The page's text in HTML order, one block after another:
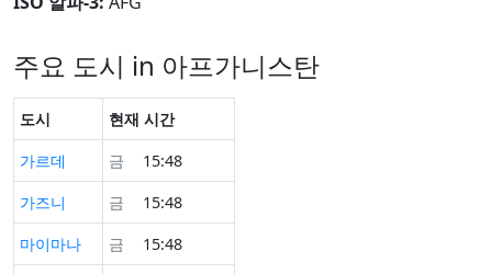
주요 도시 in 아프가니스탄
도시
현재 시간
가르데
금
15:48
가즈니
금
15:48
마이마나
금
15:48